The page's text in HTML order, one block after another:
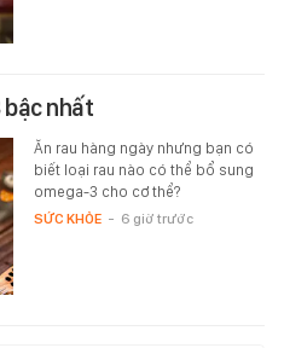
nhất
Ăn rau hàng ngày nhưng bạn có
biết loại rau nào có thể bổ sung
omega-3 cho cơ thể?
SỨC KHỎE - 6 giờ trước